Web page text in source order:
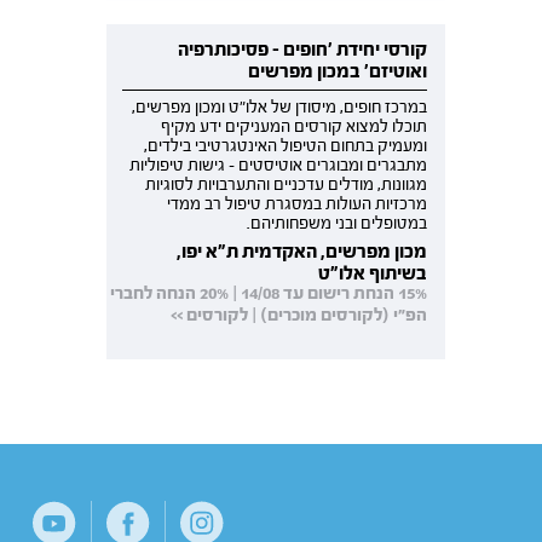
קורסי יחידת 'חופים - פסיכותרפיה
ואוטיזם' במכון מפרשים
במרכז חופים, מיסודן של אלו"ט ומכון מפרשים,
תוכלו למצוא קורסים המעניקים ידע מקיף
ומעמיק בתחום הטיפול האינטגרטיבי בילדים,
מתבגרים ומבוגרים אוטיסטים - גישות טיפוליות
מגוונות, מודלים עדכניים והתערבויות לסוגיות
מרכזיות העולות במסגרת טיפול רב ממדי
במטופלים ובני משפחותיהם.
מכון מפרשים, האקדמית ת"א יפו,
בשיתוף אלו"ט
15% הנחת רישום עד 14/08 | 20% הנחה לחברי
הפ"י (לקורסים מוכרים) | לקורסים >>